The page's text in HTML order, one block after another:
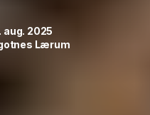
aug. 2025
Lærum